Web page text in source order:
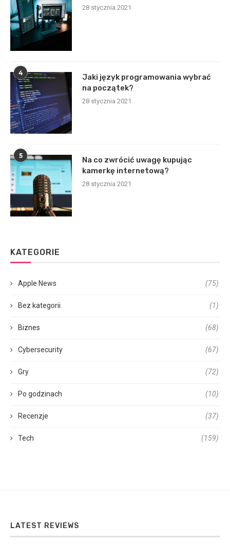
28 stycznia 2021
4
Jaki język programowania wybrać
na początek?
28 stycznia 2021
5
Na co zwrócić uwagę kupując
kamerkę internetową?
28 stycznia 2021
KATEGORIE
Apple News (75)
Bez kategorii (1)
Biznes (68)
Cybersecurity (67)
Gry (72)
Po godzinach (10)
Recenzje (37)
Tech (159)
LATEST REVIEWS